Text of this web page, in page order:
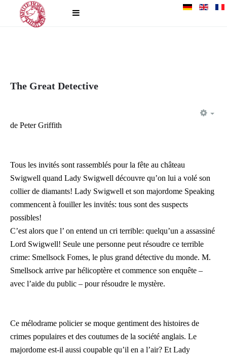
The Great Detective
de Peter Griffith
Tous les invités sont rassemblés pour la fête au château
Swigwell quand Lady Swigwell découvre qu’on lui a volé son
collier de diamants! Lady Swigwell et son majordome Speaking
commencent à fouiller les invités: tous sont des suspects
possibles!
C’est alors que l’ on entend un cri terrible: quelqu’un a assassiné
Lord Swigwell! Seule une personne peut résoudre ce terrible
crime: Smellsock Fomes, le plus grand détective du monde. M.
Smellsock arrive par hélicoptère et commence son enquête –
avec l’aide du public – pour résoudre le mystère.
Ce mélodrame policier se moque gentiment des histoires de
crimes populaires et des coutumes de la société anglais. Le
majordome est-il aussi coupable qu’il en a l’air? Et Lady